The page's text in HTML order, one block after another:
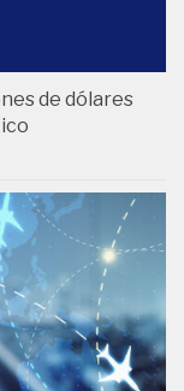
de dólares